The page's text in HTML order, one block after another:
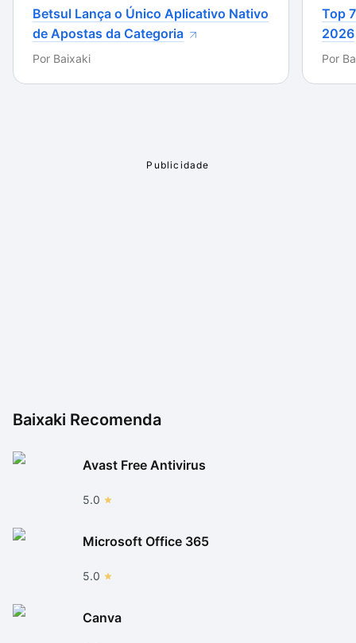
Betsul Lança o Único Aplicativo Nativo
de Apostas da Categoria
Por Baixaki
Top
2026
Por
Baixaki Recomenda
Avast Free Antivirus
5.0
Microsoft Office 365
5.0
Canva